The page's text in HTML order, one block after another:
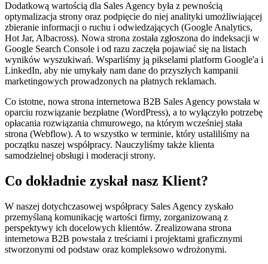
Dodatkową wartością dla Sales Agency była z pewnością
optymalizacja strony oraz podpięcie do niej analityki umożliwiającej
zbieranie informacji o ruchu i odwiedzających (Google Analytics,
Hot Jar, Albacross). Nowa strona została zgłoszona do indeksacji w
Google Search Console i od razu zaczęła pojawiać się na listach
wyników wyszukiwań. Wsparliśmy ją pikselami platform Google'a i
LinkedIn, aby nie umykały nam dane do przyszłych kampanii
marketingowych prowadzonych na płatnych reklamach.
Co istotne, nowa strona internetowa B2B Sales Agency powstała w
oparciu rozwiązanie bezpłatne (WordPress), a to wyłączyło potrzebę
opłacania rozwiązania chmurowego, na którym wcześniej stała
strona (Webflow). A to wszystko w terminie, który ustaliliśmy na
początku naszej współpracy. Nauczyliśmy także klienta
samodzielnej obsługi i moderacji strony.
Co dokładnie zyskał nasz Klient?
W naszej dotychczasowej współpracy Sales Agency zyskało
przemyślaną komunikację wartości firmy, zorganizowaną z
perspektywy ich docelowych klientów. Zrealizowana strona
internetowa B2B powstała z treściami i projektami graficznymi
stworzonymi od podstaw oraz kompleksowo wdrożonymi.